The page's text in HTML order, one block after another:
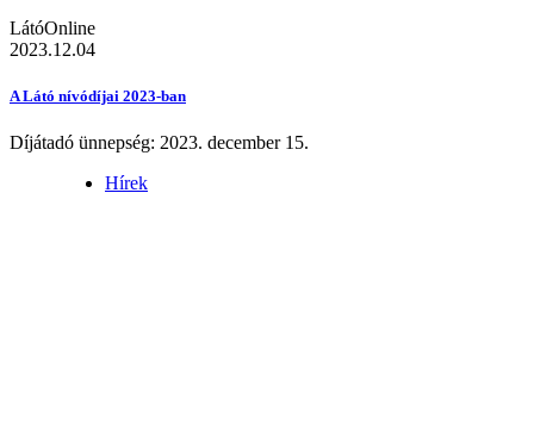
LátóOnline
2023.12.04
A Látó nívódíjai 2023-ban
Díjátadó ünnepség: 2023. december 15.
Hírek